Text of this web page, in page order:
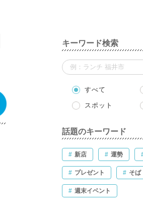
キーワード検索
すべて
スポット
話題のキーワード
# 新店 # 運勢
# プレゼント # そば
# 週末イベント